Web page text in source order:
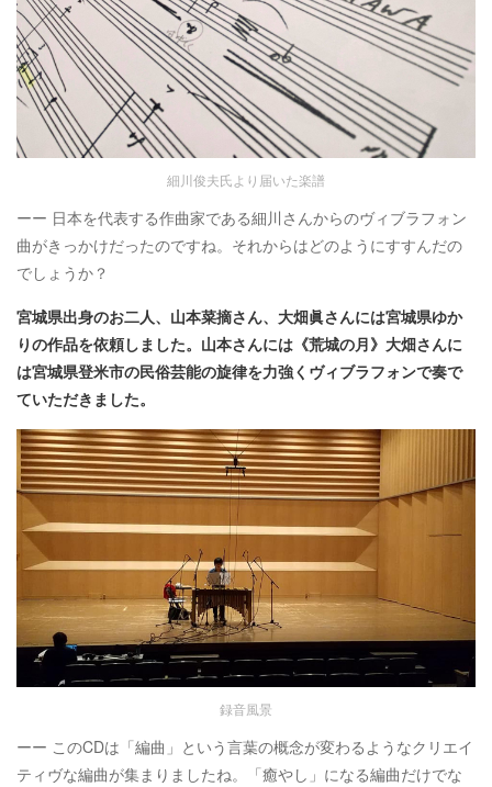
細川俊夫氏より届いた楽譜
ーー 日本を代表する作曲家である細川さんからのヴィブラフォン
曲がきっかけだったのですね。それからはどのようにすすんだの
でしょうか？
宮城県出身のお二人、山本菜摘さん、大畑眞さんには宮城県ゆか
りの作品を依頼しました。山本さんには《荒城の月》大畑さんに
は宮城県登米市の民俗芸能の旋律を力強くヴィブラフォンで奏で
ていただきました。
録音風景
ーー このCDは「編曲」という言葉の概念が変わるようなクリエイ
ティヴな編曲が集まりましたね。「癒やし」になる編曲だけでな